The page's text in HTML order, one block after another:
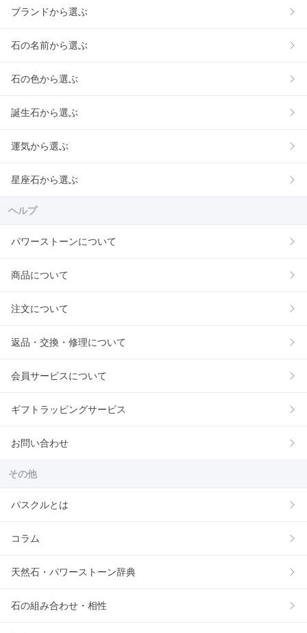
ブランドから選ぶ
石の名前から選ぶ
石の色から選ぶ
誕生石から選ぶ
運気から選ぶ
星座石から選ぶ
ヘルプ
パワーストーンについて
商品について
注文について
返品・交換・修理について
会員サービスについて
ギフトラッピングサービス
お問い合わせ
その他
パスクルとは
コラム
天然石・パワーストーン辞典
石の組み合わせ・相性